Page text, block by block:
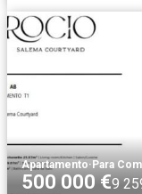
Apartamento·Para
500 000 €9